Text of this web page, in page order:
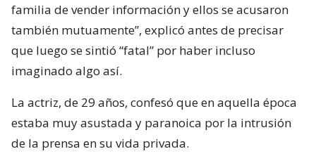
familia de vender información y ellos se acusaron
también mutuamente”, explicó antes de precisar
que luego se sintió “fatal” por haber incluso
imaginado algo así.
La actriz, de 29 años, confesó que en aquella época
estaba muy asustada y paranoica por la intrusión
de la prensa en su vida privada.